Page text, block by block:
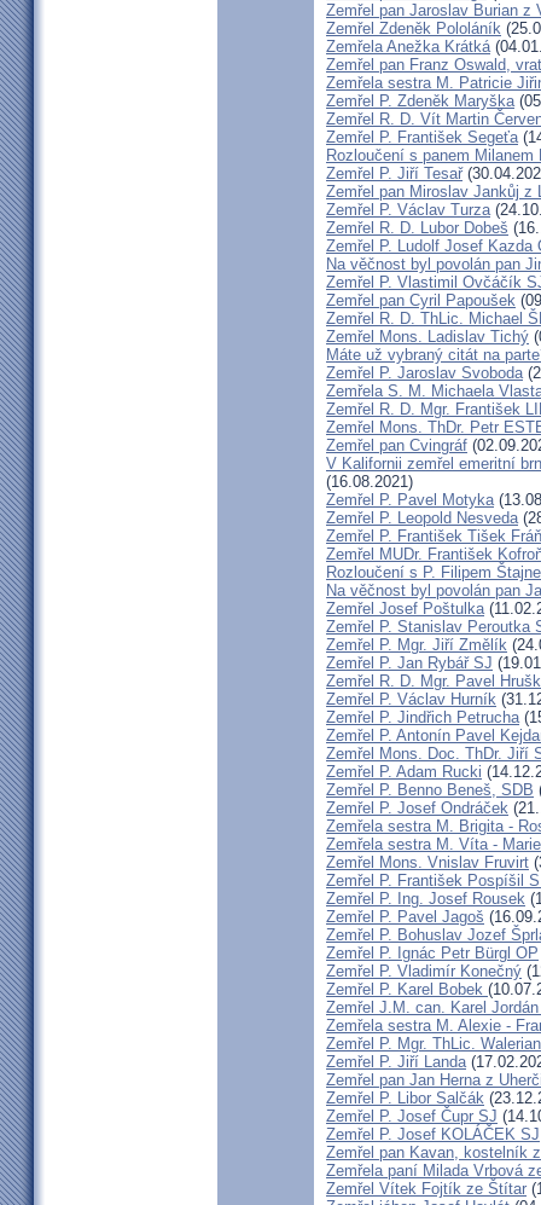
Zemřel pan Jaroslav Burian z
Zemřel Zdeněk Pololáník
Zemřela Anežka Krátká
Zemřel pan Franz Oswald,
Zemřela sestra M. Patricie
Zemřel P. Zdeněk Maryška
Zemřel R. D. Vít Martin
Zemřel P. František Segeťa
Rozloučení s panem Milanem
Zemřel P. Jiří Tesař
Zemřel pan Miroslav Jankůj z
Zemřel P. Václav Turza
Zemřel R. D. Lubor Dobeš
Zemřel P. Ludolf Josef Kazda
Na věčnost byl povolán pan
Zemřel P. Vlastimil Ovčáčík
Zemřel pan Cyril Papoušek
Zemřel R. D. ThLic. Michael
Zemřel Mons. Ladislav Tichý
Máte už vybraný citát na
Zemřel P. Jaroslav Svoboda
Zemřela S. M. Michaela
Zemřel R. D. Mgr. František
Zemřel Mons. ThDr. Petr
Zemřel pan Cvingráf
V Kalifornii zemřel emeritní
(16.08.2021)
Zemřel P. Pavel Motyka
Zemřel P. Leopold Nesveda
Zemřel P. František Tišek
Zemřel MUDr. František
Rozloučení s P. Filipem
Na věčnost byl povolán pan
Zemřel Josef Poštulka
Zemřel P. Stanislav Peroutka
Zemřel P. Mgr. Jiří Změlík
Zemřel P. Jan Rybář SJ
Zemřel R. D. Mgr. Pavel
Zemřel P. Václav Hurník
Zemřel P. Jindřich Petrucha
Zemřel P. Antonín Pavel
Zemřel Mons. Doc. ThDr. Jiří
Zemřel P. Adam Rucki
Zemřel P. Benno Beneš, SDB
Zemřel P. Josef Ondráček
Zemřela sestra M. Brigita -
Zemřela sestra M. Víta -
Zemřel Mons. Vnislav Fruvirt
Zemřel P. František Pospíšil
Zemřel P. Ing. Josef Rousek
Zemřel P. Pavel Jagoš
Zemřel P. Bohuslav Jozef
Zemřel P. Ignác Petr Bürgl OP
Zemřel P. Vladimír Konečný
Zemřel P. Karel Bobek
Zemřel J.M. can. Karel
Zemřela sestra M. Alexie -
Zemřel P. Mgr. ThLic.
Zemřel P. Jiří Landa
Zemřel pan Jan Herna z
Zemřel P. Libor Salčák
Zemřel P. Josef Čupr SJ
Zemřel P. Josef KOLÁČEK SJ
Zemřel pan Kavan, kostelník
Zemřela paní Milada Vrbová
Zemřel Vítek Fojtík ze Štítar